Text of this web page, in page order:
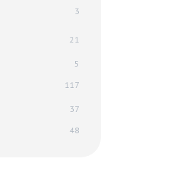
3
21
5
117
37
48